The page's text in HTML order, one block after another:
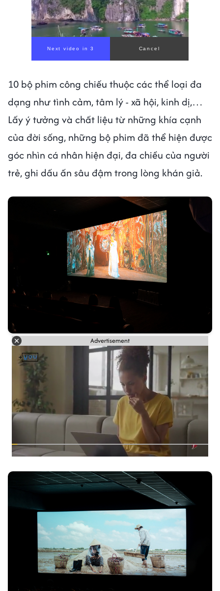
10 bộ phim công chiếu thuộc các thể loại đa
dạng như tình cảm, tâm lý - xã hội, kinh dị,…
Lấy ý tưởng và chất liệu từ những khía cạnh
của đời sống, những bộ phim đã thể hiện được
góc nhìn cá nhân hiện đại, đa chiều của người
trẻ, ghi dấu ấn sâu đậm trong lòng khán giả.
Advertisement